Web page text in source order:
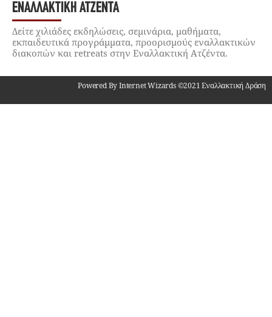
ΕΝΑΛΛΑΚΤΙΚΉ ΑΤΖΈΝΤΑ
Δείτε χιλιάδες εκδηλώσεις, σεμινάρια, μαθήματα,
εκπαιδευτικά προγράμματα, προορισμούς εναλλακτικών
διακοπών και retreats στην Εναλλακτική Ατζέντα.
Powered By Internet Wizards ©2021 Εναλλακτική Δράση